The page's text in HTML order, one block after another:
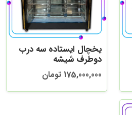
یخچال ایستاده سه درب
دوطرف شیشه
175,000,000 تومان